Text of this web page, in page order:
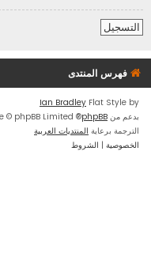
التسجيل
فهرس المنتدى
Flat Style by
Ian Bradley
بدعم من phpBB
® Forum Software © phpBB Limited
الترجمة برعاية المنتديات العربية
الخصوصية | الشروط